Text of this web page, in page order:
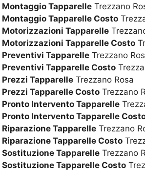
Montaggio Tapparelle Trezzano
Montaggio Tapparelle Costo
Motorizzazioni Tapparelle
Motorizzazioni Tapparelle Costo
Preventivi Tapparelle Trezzano
Preventivi Tapparelle Costo
Prezzi Tapparelle Trezzano Rosa
Prezzi Tapparelle Costo Trezzano
Pronto Intervento Tapparelle
Pronto Intervento Tapparelle
Riparazione Tapparelle Trezzano
Riparazione Tapparelle Costo
Sostituzione Tapparelle Trezzano
Sostituzione Tapparelle Costo